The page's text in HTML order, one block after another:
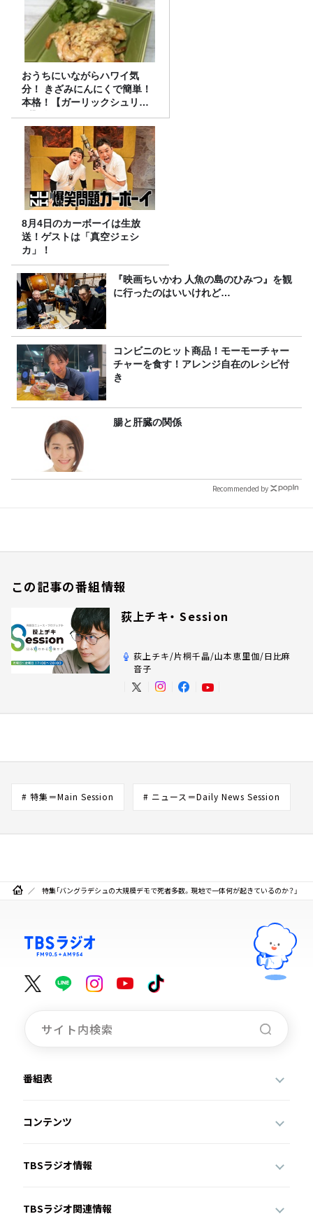
おうちにいながらハワイ気
分！ きざみにんにくで簡単！
本格！【ガーリックシュリン
プ】 桃屋のかんたんレシピ
8月4日のカーボーイは生放
送！ゲストは「真空ジェシ
カ」！
『映画ちいかわ 人魚の島のひみつ』を観
に行ったのはいいけれど…
コンビニのヒット商品！モーモーチャー
チャーを食す！アレンジ自在のレシピ付
き
腸と肝臓の関係
Recommended by
この記事の番組情報
荻上チキ・ Session
荻上チキ/片桐千晶/山本恵里伽/日比麻
音子
# 特集＝Main Session # ニュース＝Daily News Session
特集「バングラデシュの大規模デモで死者多数。現地で一体何が起きているのか？」
番組表
コンテンツ
TBSラジオ情報
TBSラジオ関連情報